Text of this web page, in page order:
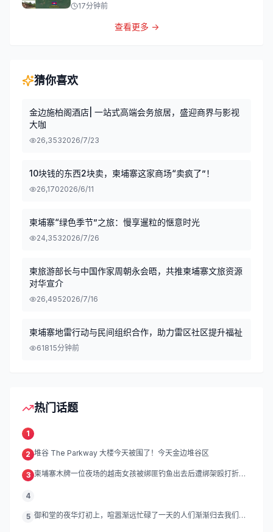
17分钟前
查看更多 →
猜你喜欢
金边施柏阁酒店| 一站式高端会务旅居，盛迎商界与影视
大咖
26,3532026/7/23
10块钱的东西2块卖，柬埔寨这家商场“卖疯了”！
26,1702026/6/11
柬埔寨“绿色季节”之旅：慢享暹粒的惬意时光
24,3532026/7/26
柬旅游部长与中国作家周朝永会晤，共推柬埔寨文旅资源
对华宣介
26,4952026/7/16
柬埔寨地雷行动与民间组织合作，助力雷区社区提升福祉
61815分钟前
热门话题
1
2 堆谷 The Parkway 大楼今天被围了！今天金边堆谷区
3 柬埔寨木牌一位夜场的越南女孩被绑匪钓鱼出去后遭绑架殴打折
4
5 御和堂的夜华灯初上，喧嚣渐远忙碌了一天的人们渐渐归去我们的